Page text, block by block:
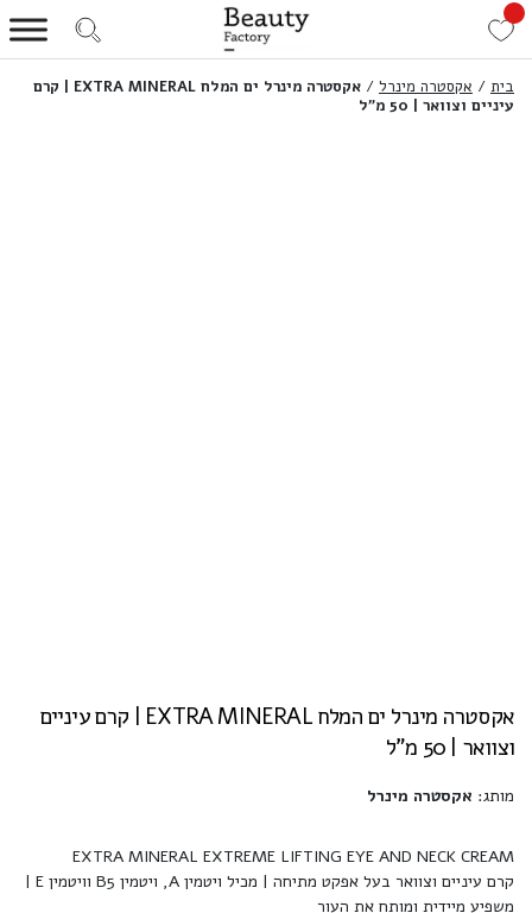
בית / אקסטרה מינרל /
אקסטרה מינרל ים המלח EXTRA MINERAL | קרם
עיניים וצוואר | 50 מ”ל
אקסטרה מינרל ים המלח EXTRA MINERAL | קרם עיניים
וצוואר | 50 מ"ל
מותג: אקסטרה מינרל
EXTRA MINERAL EXTREME LIFTING EYE AND NECK CREAM
קרם עיניים וצוואר בעל אפקט מתיחה | מכיל ויטמין A, ויטמין B5 וויטמין E |
משפיע מיידית ומותח את העור